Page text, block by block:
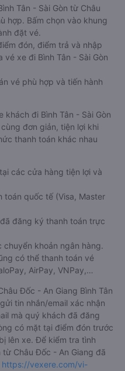
Tân - Sài Gòn từ Châu
hợp. Bấm chọn vào khung
đặt vé.
đón, điểm trả và nhập
xe đi Bình Tân - Sài Gòn
vé phù hợp và tiến hành
đi Bình Tân - Sài Gòn
đơn giản, tiện lợi khi
thanh toán khác nhau
các cửa hàng tiện lợi và
toán quốc tế (Visa, Master
đăng ký thanh toán trực
khoản ngân hàng.
có thể thanh toán vé
AirPay, VNPay,…
Đốc - An Giang Bình Tân
tin nhắn/email xác nhận
mà quý khách đã đăng
có mặt tại điểm đón trước
lên xe. Để kiểm tra tình
Châu Đốc - An Giang đã
https://vexere.com/vi-